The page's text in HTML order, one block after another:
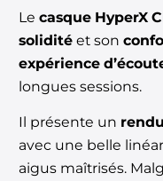
Le casque HyperX
solidité et son
expérience
longues sessions.
Il présente un
avec une belle
aigus maîtrisés.